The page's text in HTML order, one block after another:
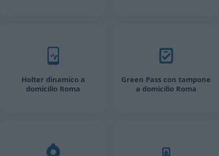
Holter dinamico a
domicilio Roma
Green Pass con tampone
a domicilio Roma